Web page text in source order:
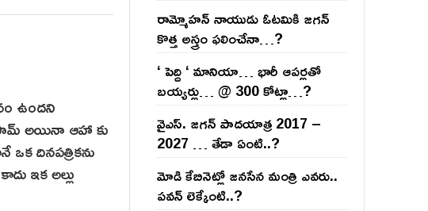
ఉందని
ఫామ్ అయినా ఆహా కు
దినపత్రికను
ఇక అల్లు
రామ్మోహ‌న్ నాయుడు ఓట‌మికి జ‌గ‌న్
కొత్త అస్త్రం ఫ‌లించేనా…?
‘ పెద్ది ‘ మానియా… భారీ ఆప‌ర్ల‌తో
బ‌య్య‌ర్లు… @ 300 కోట్లా…?
వైఎస్‌. జ‌గ‌న్ పాద‌యాత్ర 2017 –
2027 … తేడా ఏంటి..?
మోడి కేబినెట్లో జ‌నసేన మంత్రి ఎవ‌రు..
ప‌వ‌న్ లెక్కేంటి..?